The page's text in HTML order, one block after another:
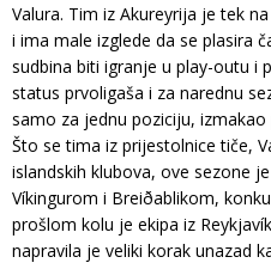
Valura. Tim iz Akureyrija je tek
i ima male izglede da se plasira
sudbina biti igranje u play-outu i
status prvoligaša i za narednu
samo za jednu poziciju,
Što se tima iz prijestolnice tiče,
islandskih klubova, ove sezone
Víkingurom i Breiðablikom,
prošlom kolu je ekipa iz
napravila je veliki korak unazad